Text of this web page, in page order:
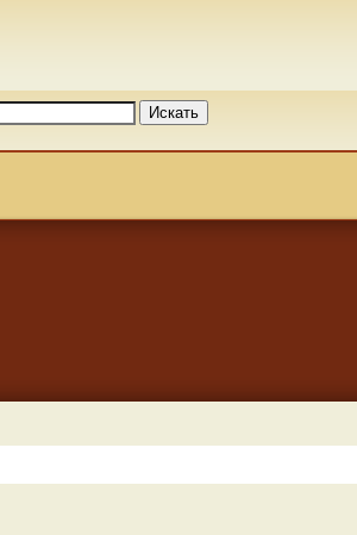
Искать